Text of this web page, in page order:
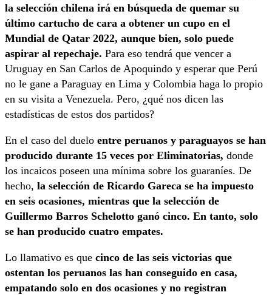
la selección chilena irá en búsqueda de quemar su
último cartucho de cara a obtener un cupo en el
Mundial de Qatar 2022, aunque bien, solo puede
aspirar al repechaje. Para eso tendrá que vencer a
Uruguay en San Carlos de Apoquindo y esperar que Perú
no le gane a Paraguay en Lima y Colombia haga lo propio
en su visita a Venezuela. Pero, ¿qué nos dicen las
estadísticas de estos dos partidos?
En el caso del duelo entre peruanos y paraguayos se han
producido durante 15 veces por Eliminatorias, donde
los incaicos poseen una mínima sobre los guaraníes. De
hecho, la selección de Ricardo Gareca se ha impuesto
en seis ocasiones, mientras que la selección de
Guillermo Barros Schelotto ganó cinco. En tanto, solo
se han producido cuatro empates.
Lo llamativo es que cinco de las seis victorias que
ostentan los peruanos las han conseguido en casa,
empatando solo en dos ocasiones y no registran